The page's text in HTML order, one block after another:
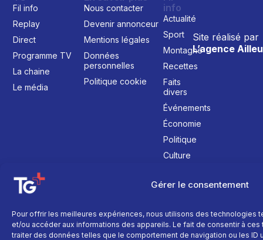
Gérer le consentement
Pour offrir les meilleures expériences, nous utilisons des technologies
et/ou accéder aux informations des appareils. Le fait de consentir à
traiter des données telles que le comportement de navigation ou les ID
Site réalisé par
L’agence
Fil info
Replay
Direct
Programme TV
La chaine
Le média
Nous contacter
Devenir annonceur
Mentions légales
Données
personnelles
Politique cookie
info
Actualité
Sport
Montagne
Recettes
Faits
divers
Événements
Économie
Politique
Culture